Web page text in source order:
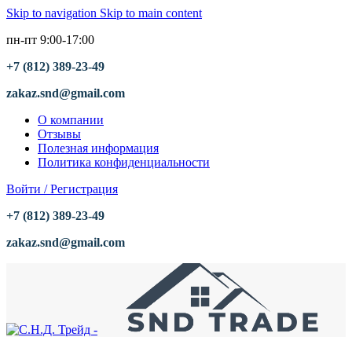
Skip to navigation Skip to main content
пн-пт 9:00-17:00
+7 (812) 389-23-49
zakaz.snd@gmail.com
О компании
Отзывы
Полезная информация
Политика конфиденциальности
Войти / Регистрация
+7 (812) 389-23-49
zakaz.snd@gmail.com